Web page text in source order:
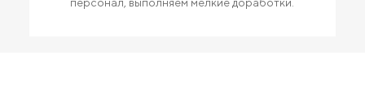
персонал, выполняем мелкие доработки.